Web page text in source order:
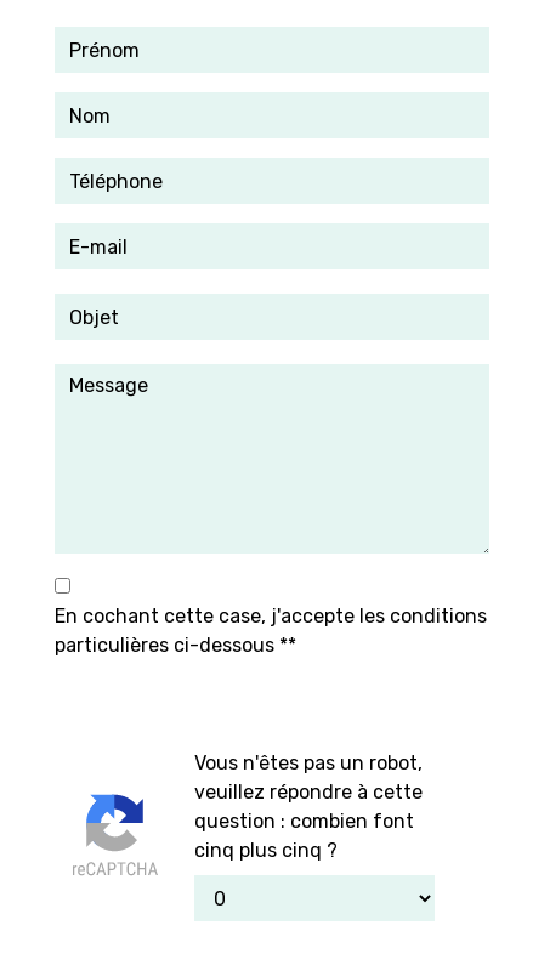
En cochant cette case, j'accepte les conditions
particulières ci-dessous **
Vous n'êtes pas un robot,
veuillez répondre à cette
question : combien font
cinq plus cinq ?